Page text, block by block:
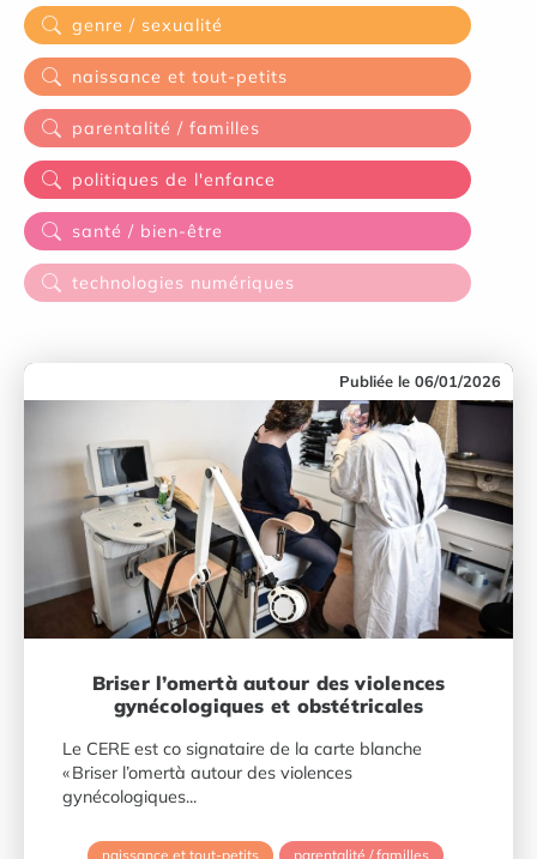
genre / sexualité
naissance et tout-petits
parentalité / familles
politiques de l'enfance
santé / bien-être
technologies numériques
06/01/2026
Briser l’omertà autour des violences
gynécologiques et obstétricales
Le CERE est co signataire de la carte blanche
« Briser l’omertà autour des violences
gynécologiques...
naissance et tout-petits
parentalité / familles